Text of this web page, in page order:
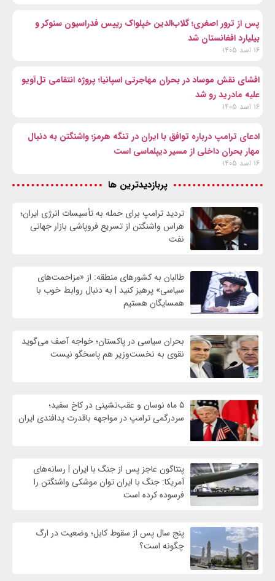
پس از ترور اصغری؛ گلاب‌الدین خپلواک رییس فدراسیون سنوکر و
بیلیارد افغانستان شد
۱۶ اسد ۱۴۰۵
افشای نقش موساد در بحران مهاجرتی اسپانیا؛ پروژه انتقامی تل‌آویو
علیه مادرید رو شد
۱۶ اسد ۱۴۰۵
ادعای ترامپ درباره توافق با ایران در تنگه هرمز؛ واشنگتن به دنبال
مهار بحران داخلی از مسیر دیپلماسی است
۱۶ اسد ۱۴۰۵
پربازدیدترین ها
تردید ترامپ برای حمله به تأسیسات انرژی ایران؛
هراس واشنگتن از تسریع فروپاشی بازار جهانی
نفت
طالبان به کشورهای منطقه: از «مزاحمت‌های
سیاسی» پرهیز کنید | به دنبال روابط خوب با
همسایگان هستیم
بحران سیاسی در پاکستان؛ خواجه آصف می‌گوید
نقوی به نخست‌وزیر هم پاسخگو نیست
۵ ماه نوسان و عقب‌نشینی در کاخ سفید؛
سردرگمی ترامپ در مواجهه باقدرت پدافندی ایران
پنتاگون عاجز پس از جنگ با ایران | رسانه‌های
آمریکا: جنگ با ایران توان موشکی واشنگتن را
فرسوده کرده است
پنج سال پس از سقوط کابل؛ وضعیت در ارگ
چگونه است؟